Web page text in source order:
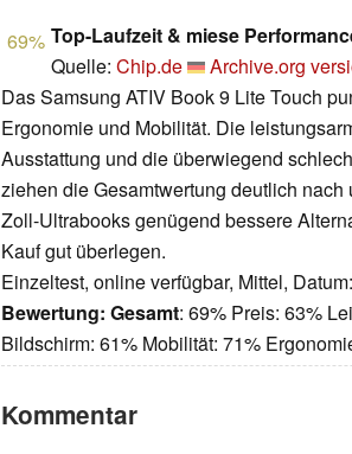
69% Top-Laufzeit & miese
Quelle: Chip.de
Archive.org
Das Samsung ATIV Book 9 Lite Touch
Ergonomie und Mobilität. Die
Ausstattung und die überwiegend
ziehen die Gesamtwertung deutlich
Zoll-Ultrabooks genügend bessere
Kauf gut überlegen.
Einzeltest, online verfügbar, Mittel,
Bewertung: Gesamt: 69% Preis: 63%
Bildschirm: 61% Mobilität: 71%
Kommentar